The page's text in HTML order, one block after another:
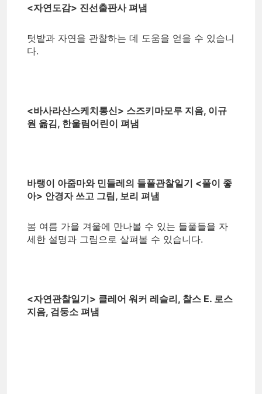
<자연도감> 진선출판사 펴냄
텃밭과 자연을 관찰하는 데 도움을 얻을 수 있습니
다.
<바사라산스케치통신> 스즈키마모루 지음, 이규
원 옮김, 한울림어린이 펴냄
바랭이 아줌마와 민들레의 들풀관찰일기 <풀이 좋
아> 안경자 쓰고 그림, 보리 펴냄
봄 여름 가을 겨울에 만나볼 수 있는 들풀들을 자
세한 설명과 그림으로 살펴볼 수 있습니다.
<자연관찰일기> 클레어 워커 레슬리, 찰스 E. 로스
지음, 검둥소 펴냄